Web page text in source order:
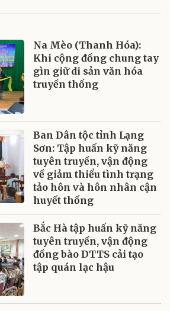
Na Mèo (Thanh Hóa):
Khi cộng đồng chung tay
gìn giữ di sản văn hóa
truyền thống
Ban Dân tộc tỉnh Lạng
Sơn: Tập huấn kỹ năng
tuyên truyền, vận động
về giảm thiểu tình trạng
tảo hôn và hôn nhân cận
huyết thống
Bắc Hà tập huấn kỹ năng
tuyên truyền, vận động
đồng bào DTTS cải tạo
tập quán lạc hậu